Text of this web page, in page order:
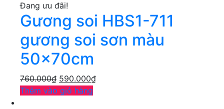
Đang ưu đãi!
Gương soi HBS1-711
gương soi sơn màu
50x70cm
760.000₫ 590.000₫
Thêm vào giỏ hàng